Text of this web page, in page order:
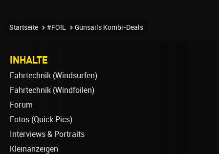
Startseite #FOIL Gunsails Kombi-Deals
INHALTE
Fahrtechnik (Windsurfen)
Fahrtechnik (Windfoilen)
Forum
Fotos (Quick Pics)
Interviews & Portraits
Kleinanzeigen